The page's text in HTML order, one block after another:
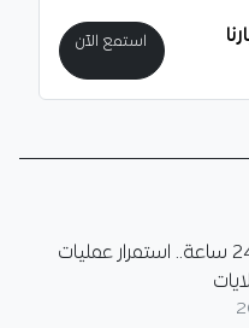
استمع الآن
56 حريقاً خلال 24 ساعة.. استمرار عمليات